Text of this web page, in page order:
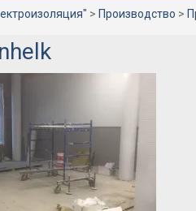
> Производство >